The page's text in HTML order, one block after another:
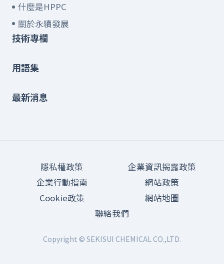
什麼是HPPC
關於永續發展
技術專欄
用語集
最新消息
隱私權政策
企業資訊揭露政策
企業行動指南
網站政策
Cookie政策
網站地圖
聯絡我們
Copyright © SEKISUI CHEMICAL CO.,LTD.